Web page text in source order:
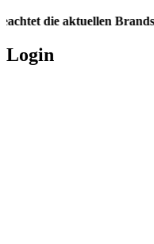
die aktuellen
Login